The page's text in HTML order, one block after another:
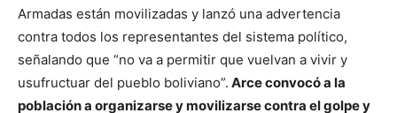
Armadas están movilizadas y lanzó una advertencia
contra todos los representantes del sistema político,
señalando que “no va a permitir que vuelvan a vivir y
usufructuar del pueblo boliviano”. Arce convocó a la
población a organizarse y movilizarse contra el golpe y